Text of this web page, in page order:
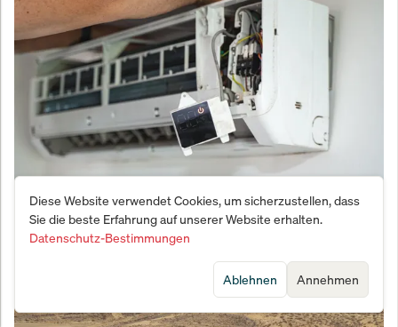
Hitzewelle befeuert Klimaanlagen-Boom: Diese 4
Aktien könnten sich verdoppeln
Diese Website verwendet Cookies, um sicherzustellen, dass
Sie die beste Erfahrung auf unserer Website erhalten.
Datenschutz-Bestimmungen
Annehmen
Ablehnen